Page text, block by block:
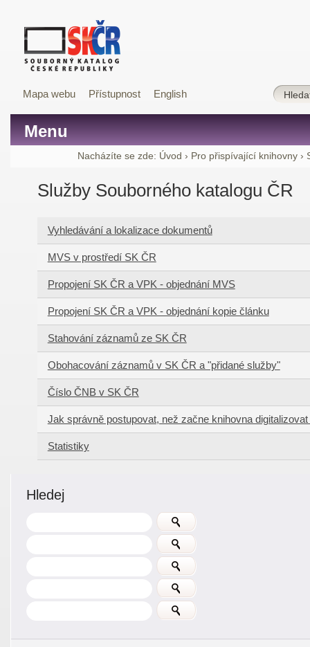
Mapa webu Přístupnost English
Menu
Nacházíte se zde: Úvod › Pro přispívající knihovny ›
Služby Souborného katalogu ČR
Vyhledávání a lokalizace dokumentů
MVS v prostředí SK ČR
Propojení SK ČR a VPK - objednání MVS
Propojení SK ČR a VPK - objednání kopie článku
Stahování záznamů ze SK ČR
Obohacování záznamů v SK ČR a "přidané služby"
Číslo ČNB v SK ČR
Jak správně postupovat, než začne knihovna
Statistiky
Hledej